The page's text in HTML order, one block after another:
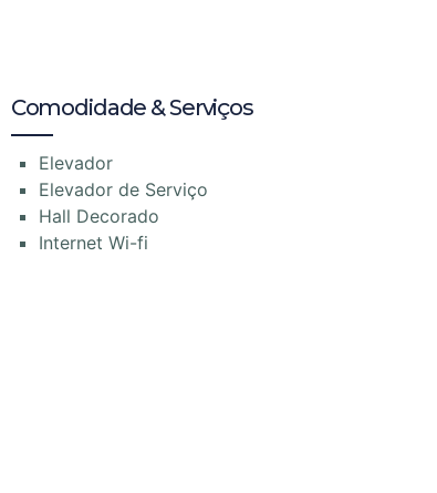
Comodidade & Serviços
Elevador
Elevador de Serviço
Hall Decorado
Internet Wi-fi